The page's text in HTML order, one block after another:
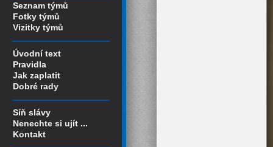
Seznam týmů
Fotky týmů
Vizitky týmů
Úvodní text
Pravidla
Jak zaplatit
Dobré rady
Síň slávy
Nenechte si ujít ...
Kontakt